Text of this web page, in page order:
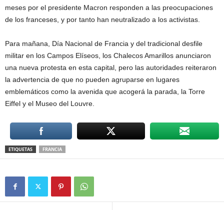
meses por el presidente Macron responden a las preocupaciones
de los franceses, y por tanto han neutralizado a los activistas.
Para mañana, Día Nacional de Francia y del tradicional desfile
militar en los Campos Elíseos, los Chalecos Amarillos anunciaron
una nueva protesta en esta capital, pero las autoridades reiteraron
la advertencia de que no pueden agruparse en lugares
emblemáticos como la avenida que acogerá la parada, la Torre
Eiffel y el Museo del Louvre.
ETIQUETAS FRANCIA